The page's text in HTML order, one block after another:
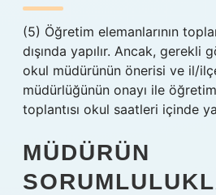
(5) Öğretim elemanlarının
dışında yapılır. Ancak, gerekli
okul müdürünün önerisi ve il/
müdürlüğünün onayı ile öğretim
toplantısı okul saatleri içinde
MÜDÜRÜN